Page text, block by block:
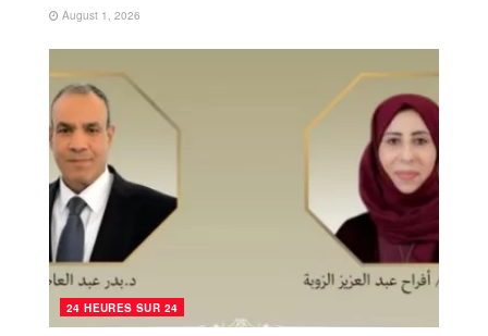
August 1, 2026
24 HEURES SUR 24